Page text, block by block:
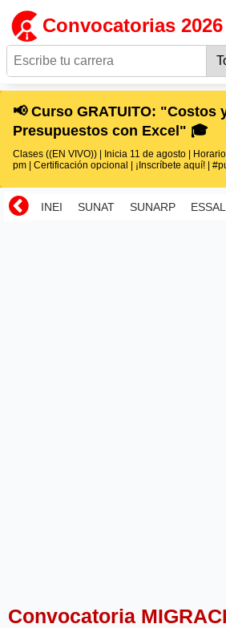
Convocatorias 2026
📢 Curso GRATUITO: "Costos
Presupuestos con Excel" 🎓
Clases ((EN VIVO)) | Inicia 11 de agosto |
pm | Certificación opcional | ¡Inscríbete aquí! |
INEI SUNAT SUNARP
Convocatoria